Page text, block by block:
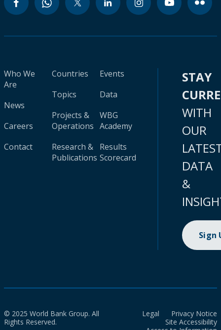
Who We
Are
News
Careers
Contact
Countries
Topics
Projects &
Operations
Research &
Publications
Events
Data
WBG
Academy
Results
Scorecard
STAY
WITH
OUR
DATA
&
Sign
© 2025 World Bank Group. All
Rights Reserved.
Legal
Privacy Notice
Site Accessibility